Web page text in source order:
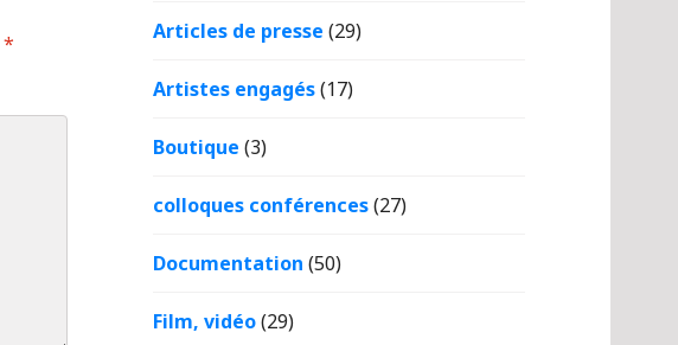
* Articles de presse (29)
Artistes engagés(17)
Boutique (3)
colloques conférences(27)
Documentation (50)
Film, vidéo(29)